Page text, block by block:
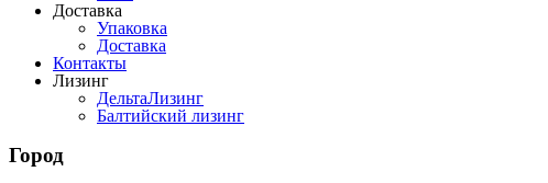
Доставка
Упаковка
Доставка
Контакты
Лизинг
ДельтаЛизинг
Балтийский лизинг
Город